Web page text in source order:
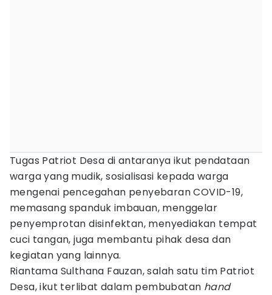
Tugas Patriot Desa di antaranya ikut pendataan
warga yang mudik, sosialisasi kepada warga
mengenai pencegahan penyebaran COVID-19,
memasang spanduk imbauan, menggelar
penyemprotan disinfektan, menyediakan tempat
cuci tangan, juga membantu pihak desa dan
kegiatan yang lainnya.
Riantama Sulthana Fauzan, salah satu tim Patriot
Desa, ikut terlibat dalam pembubatan hand